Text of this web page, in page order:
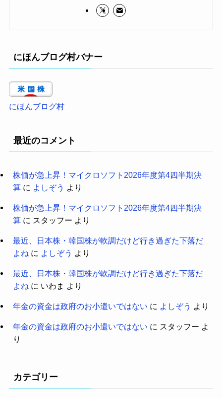
にほんブログ村バナー
にほんブログ村
最近のコメント
株価が急上昇！マイクロソフト2026年度第4四半期決
算に よしぞう より
株価が急上昇！マイクロソフト2026年度第4四半期決
算に スタッフー より
最近、日本株・韓国株が軟調だけど行き過ぎた下落だ
よね に よしぞう より
最近、日本株・韓国株が軟調だけど行き過ぎた下落だ
よね に いわま より
年金の資金は政府のお小遣いではない に よしぞう より
年金の資金は政府のお小遣いではない に スタッフー よ
り
カテゴリー